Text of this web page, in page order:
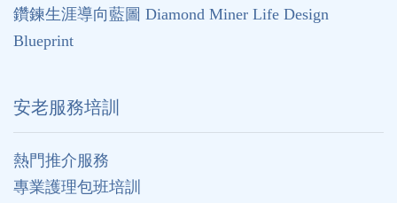
鑽鍊生涯導向藍圖 Diamond Miner Life Design
Blueprint
安老服務培訓
熱門推介服務
專業護理包班培訓